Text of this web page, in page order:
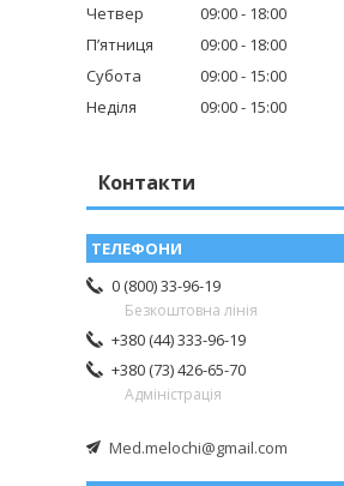
Четвер
09:00
18:00
Пʼятниця
09:00
18:00
Субота
09:00
15:00
Неділя
09:00 15:00
Контакти
0 (800) 33-96-19
Безкоштовна лінія
+380 (44) 333-96-19
+380 (73) 426-65-70
Адміністрація
Med.melochi@gmail.com